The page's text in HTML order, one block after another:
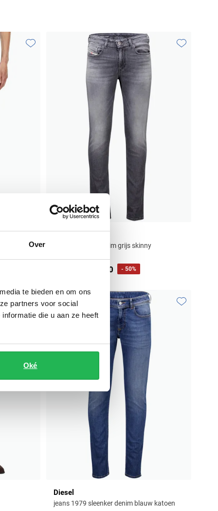
Over
te bieden en om ons
partners voor social
die u aan ze heeft
Oké
slim
Toevoegen aan favorieten
jeans Sleenker denim grijs skinny
€ 75,00 - 50%
Toevoegen aan favorieten
Diesel
jeans 1979 sleenker denim blauw katoen